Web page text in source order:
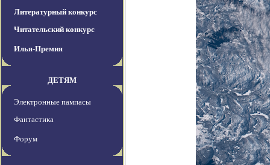
Литературный конкурс
Читательский конкурс
Илья-Премия
ДЕТЯМ
Электронные пампасы
Фантастика
Форум